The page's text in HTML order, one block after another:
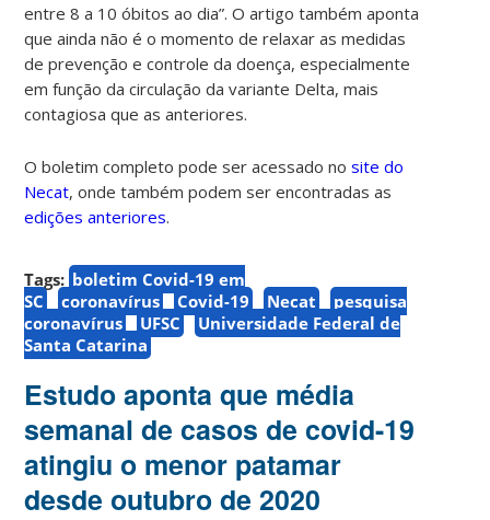
entre 8 a 10 óbitos ao dia”. O artigo também aponta
que ainda não é o momento de relaxar as medidas
de prevenção e controle da doença, especialmente
em função da circulação da variante Delta, mais
contagiosa que as anteriores.
O boletim completo pode ser acessado nosite do
Necat, onde também podem ser encontradas as
edições anteriores.
Tags: boletim Covid-19 em
SC
coronavírus Covid-19 Necat
pesquisa
coronavírus
UFSC
Universidade Federal de
Santa Catarina
Estudo aponta que média
semanal de casos de covid-19
atingiu o menor patamar
desde outubro de 2020